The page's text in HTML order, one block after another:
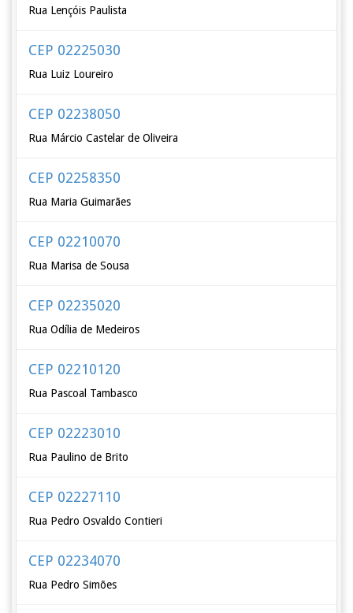
Rua Lençóis Paulista
CEP 02225030
Rua Luiz Loureiro
CEP 02238050
Rua Márcio Castelar de Oliveira
CEP 02258350
Rua Maria Guimarães
CEP 02210070
Rua Marisa de Sousa
CEP 02235020
Rua Odília de Medeiros
CEP 02210120
Rua Pascoal Tambasco
CEP 02223010
Rua Paulino de Brito
CEP 02227110
Rua Pedro Osvaldo Contieri
CEP 02234070
Rua Pedro Simões